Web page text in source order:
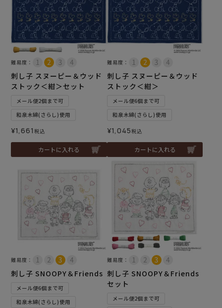
難易度：
刺し子 スヌーピー＆ウッド
ストック＜紺＞セット
メール便2個まで可
和泉木綿(さらし)使用
¥1,661税込
カートに入れる
難易度：
刺し子 スヌーピー＆ウッド
ストック＜紺＞
メール便6個まで可
和泉木綿(さらし)使用
¥1,045税込
カートに入れる
難易度：
刺し子 SNOOPY＆Friends
メール便6個まで可
和泉木綿(さらし)使用
難易度：
刺し子 SNOOPY＆Friends
セット
メール便2個まで可